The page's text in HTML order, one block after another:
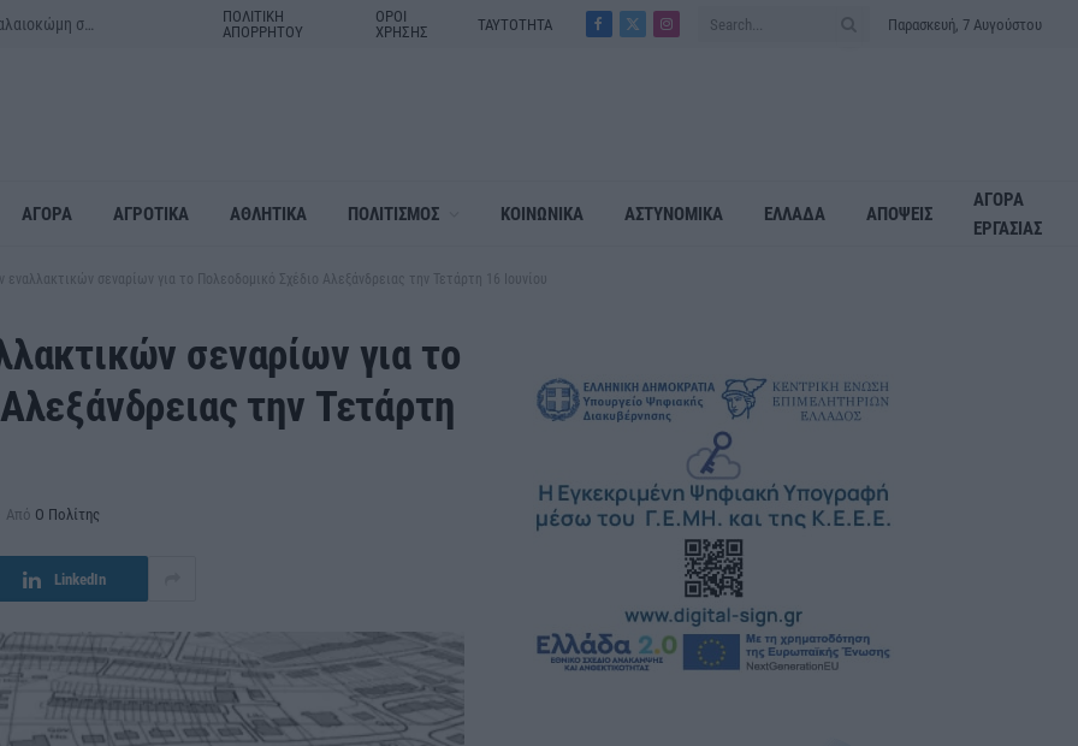
ΠΟΛΙΤΙΚΗ
ΑΠΟΡΡΗΤΟΥ
ΟΡΟΙ
ΧΡΗΣΗΣ
ΤΑΥΤΟΤΗΤΑ
Facebook
X
Instagram
Παρασκευή, 7 Αυγούστου
ΑΓΟΡΑ ΑΓΡΟΤΙΚΑ ΑΘΛΗΤΙΚΑ ΠΟΛΙΤΙΣΜΟΣ ΚΟΙΝΩΝΙΚΑ ΑΣΤΥΝΟΜΙΚΑ ΕΛΛΑΔΑ ΑΠΟΨΕΙΣ
ΑΓΟΡΑ
ΕΡΓΑΣΙΑΣ
εναλλακτικών σεναρίων για το Πολεοδομικό Σχέδιο Αλεξάνδρειας την Τετάρτη 16 Ιουνίου
σεναρίων για το
την Τετάρτη
Από Ο Πολίτης
LinkedIn